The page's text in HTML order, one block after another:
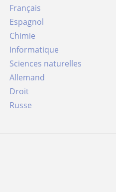
Français
Espagnol
Chimie
Informatique
Sciences naturelles
Allemand
Droit
Russe